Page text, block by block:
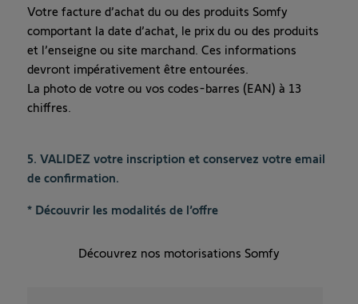
Votre facture d’achat du ou des produits Somfy
comportant la date d’achat, le prix du ou des produits
et l’enseigne ou site marchand. Ces informations
devront impérativement être entourées.
La photo de votre ou vos codes-barres (EAN) à 13
chiffres.
5. VALIDEZ votre inscription et conservez votre email
de confirmation.
* Découvrir les modalités de l’offre
Découvrez nos motorisations Somfy